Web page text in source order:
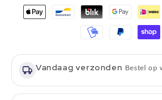
-
Glen
Scotland
-
Glen
Appin
Scotland
Vandaag verzonden Bestel op